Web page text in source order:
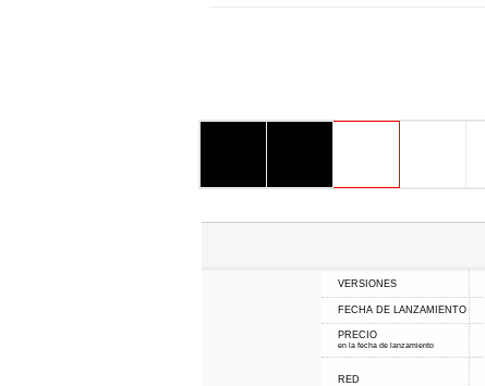
VERSIONES
FECHA DE LANZAMIENTO
PRECIO
en la fecha de lanzamiento
RED